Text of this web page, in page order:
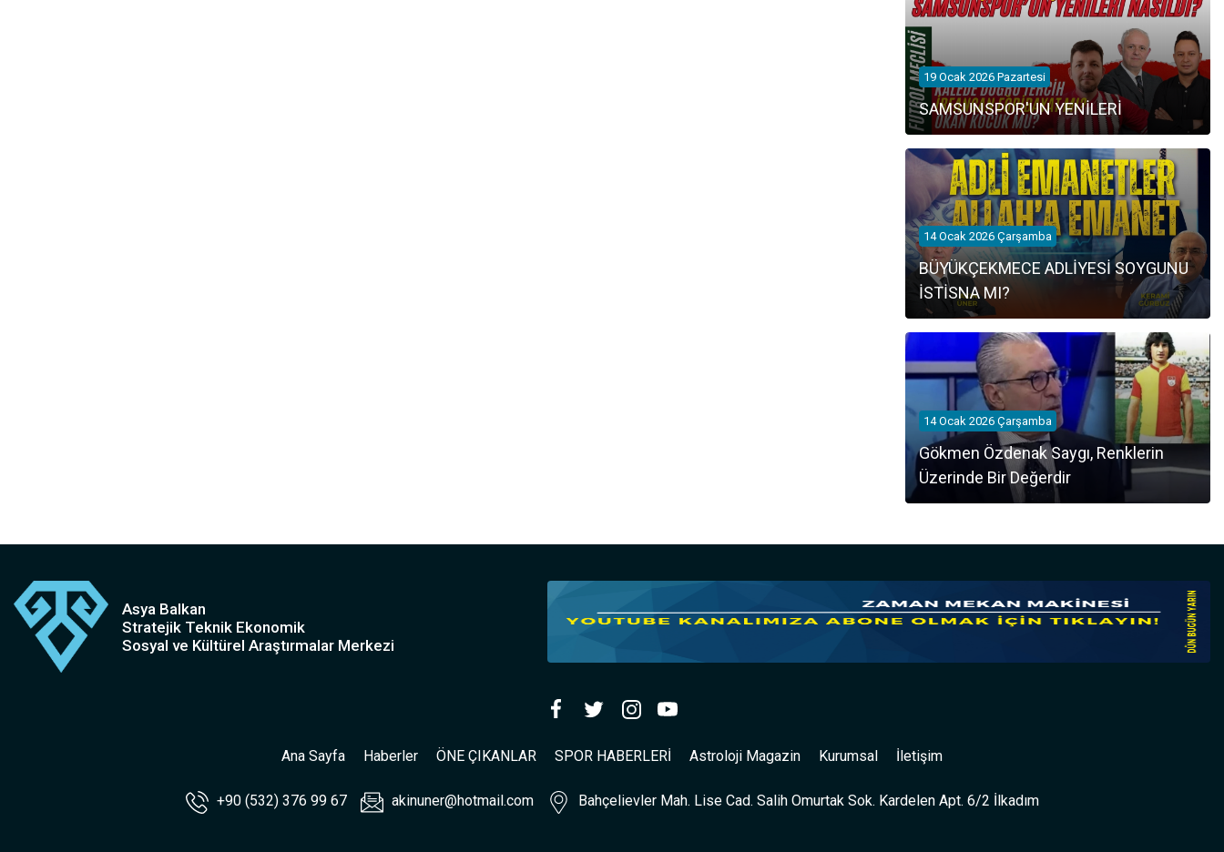
19 Ocak 2026 Pazartesi
SAMSUNSPOR'UN YENİLERİ
14 Ocak 2026 Çarşamba
BÜYÜKÇEKMECE ADLİYESİ SOYGUNU
İSTİSNA MI?
14 Ocak 2026 Çarşamba
Gökmen Özdenak Saygı, Renklerin
Üzerinde Bir Değerdir
Asya Balkan
Stratejik Teknik Ekonomik
Sosyal ve Kültürel Araştırmalar Merkezi
Ana Sayfa Haberler ÖNE ÇIKANLAR SPOR HABERLERİ Astroloji Magazin Kurumsal İletişim
+90 (532) 376 99 67 akinuner@hotmail.com Bahçelievler Mah. Lise Cad. Salih Omurtak Sok. Kardelen Apt. 6/2 İlkadım